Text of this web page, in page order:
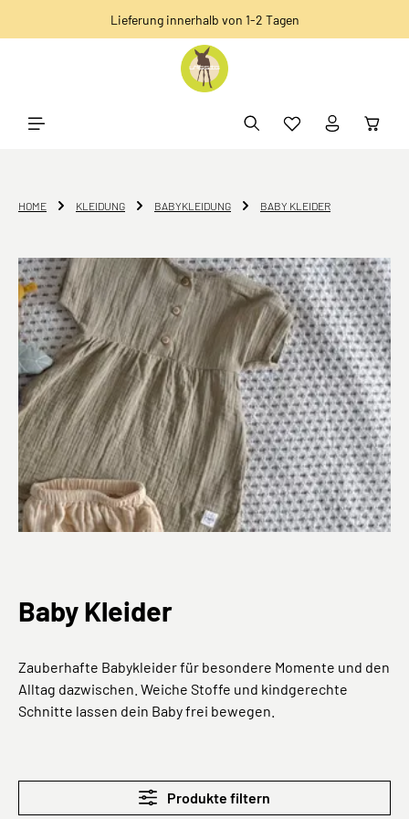
Lieferung innerhalb von 1-2 Tagen
HOME KLEIDUNG BABYKLEIDUNG BABY KLEIDER
Baby Kleider
Zauberhafte Babykleider für besondere Momente und den
Alltag dazwischen. Weiche Stoffe und kindgerechte
Schnitte lassen dein Baby frei bewegen.
Produkte filtern